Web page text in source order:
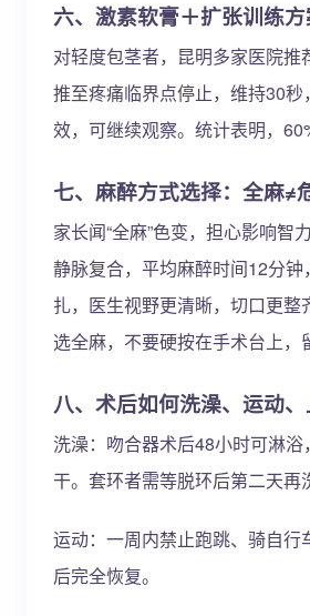
六、激素软膏＋扩张训练
对轻度包茎者，昆明多家医院推
推至疼痛临界点停止，维持30
效，可继续观察。统计表明，
七、麻醉方式选择：全麻≠
家长闻“全麻”色变，担心影响
静脉复合，平均麻醉时间12分
扎，医生视野更清晰，切口更
选全麻，不要硬按在手术台上，
八、术后如何洗澡、运动
洗澡：吻合器术后48小时可淋
干。套环者需等脱环后第二天再
运动：一周内禁止跑跳、骑自
后完全恢复。